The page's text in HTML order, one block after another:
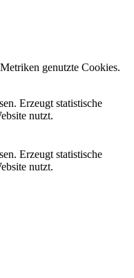
genutzte Cookies.
Erzeugt statistische
nutzt.
Erzeugt statistische
nutzt.